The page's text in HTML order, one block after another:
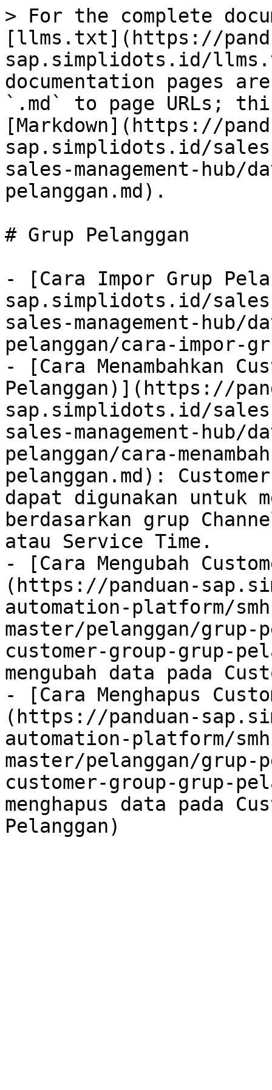
> For the complete
[llms.txt](https://
sap.simplidots.id/
documentation pages
`.md` to page URLs;
[Markdown](https://
sap.simplidots.id/
sales-management-hub/
pelanggan.md).
# Grup Pelanggan
- [Cara Impor Grup
sap.simplidots.id/
sales-management-hub/
pelanggan/cara-impor-
- [Cara Menambahkan
Pelanggan)](https://
sap.simplidots.id/
sales-management-hub/
pelanggan/cara-
pelanggan.md):
dapat digunakan untuk
berdasarkan grup
atau Service Time.
- [Cara Mengubah
(https://panduan-
automation-platform/
master/pelanggan/grup-
customer-group-grup-
mengubah data pada
- [Cara Menghapus
(https://panduan-
automation-platform/
master/pelanggan/grup-
customer-group-grup-
menghapus data pada